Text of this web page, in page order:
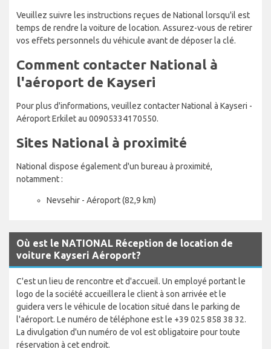
Veuillez suivre les instructions reçues de National lorsqu'il est
temps de rendre la voiture de location. Assurez-vous de retirer
vos effets personnels du véhicule avant de déposer la clé.
Comment contacter National à
l'aéroport de Kayseri
Pour plus d'informations, veuillez contacter National à Kayseri -
Aéroport Erkilet au 00905334170550.
Sites National à proximité
National dispose également d'un bureau à proximité,
notamment :
Nevsehir - Aéroport (82,9 km)
Où est le NATIONAL Réception de location de
voiture Kayseri Aéroport?
C'est un lieu de rencontre et d'accueil. Un employé portant le
logo de la société accueillera le client à son arrivée et le
guidera vers le véhicule de location situé dans le parking de
l'aéroport. Le numéro de téléphone est le +39 025 858 38 32.
La divulgation d'un numéro de vol est obligatoire pour toute
réservation à cet endroit.